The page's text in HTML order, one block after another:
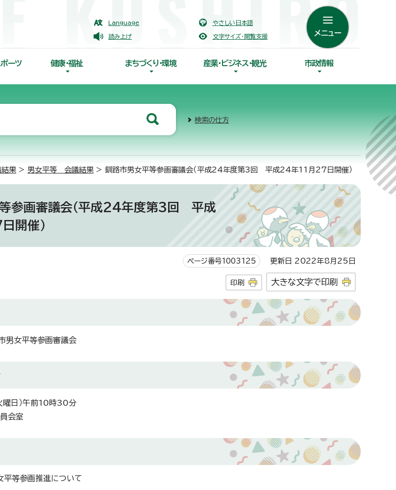
Language やさしい日本語
読み上げ 文字サイズ・閲覧支援 メニュー
ポーツ 健康・福祉 まちづくり・環境 産業・ビジネス・観光 市政情報
検索の仕方
結果 > 男女平等 会議結果 > 釧路市男女平等参画審議会（平成24年度第3回 平成24年11月27日開催）
参画審議会（平成24年度第3回 平成
開催）
ページ番号1003125 更新日 2022年8月25日
印刷 大きな文字で印刷
男女平等参画審議会
日）午前10時30分
会室
等参画推進について